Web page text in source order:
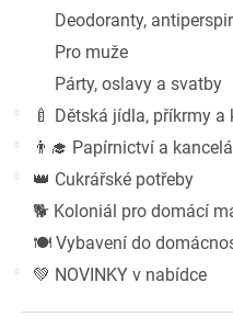
Deodoranty,
Pro muže
Párty, oslavy a svatby
🍼 Dětská jídla, příkrmy a
👨‍🎓 Papírnictví a
👑 Cukrářské potřeby
🐕 Koloniál pro domácí
🍽️ Vybavení do
💚 NOVINKY v nabídce